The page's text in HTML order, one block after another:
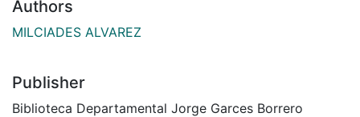
Authors
MILCIADES ALVAREZ
Publisher
Biblioteca Departamental Jorge Garces Borrero